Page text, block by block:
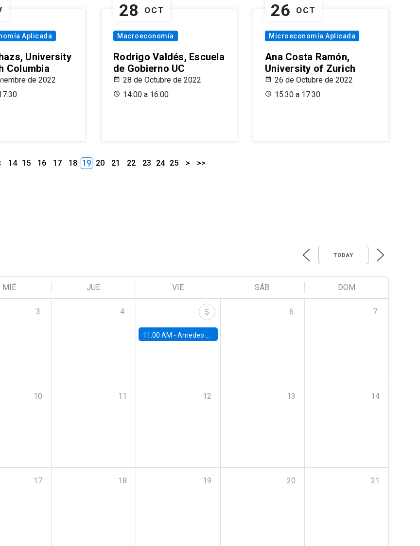
Aplicada
University
Columbia
de 2022
28 OCT
Macroeconomía
Rodrigo Valdés, Escuela
de Gobierno UC
28 de Octubre de 2022
14:00 a 16:00
26 OCT
Microeconomía Aplicada
Ana Costa Ramón,
University of Zurich
26 de Octubre de 2022
15:30 a 17:30
14 15 16 17 18 19 20 21 22 23 24 25 > >>
TODAY
MIÉ JUE VIE SÁB DOM
3 4 5
11:00 AM - Amedeo Piolatto, Universidad Autónoma de Barcelona (UAB)
6 7
10 11 12 13 14
17 18 19 20 21